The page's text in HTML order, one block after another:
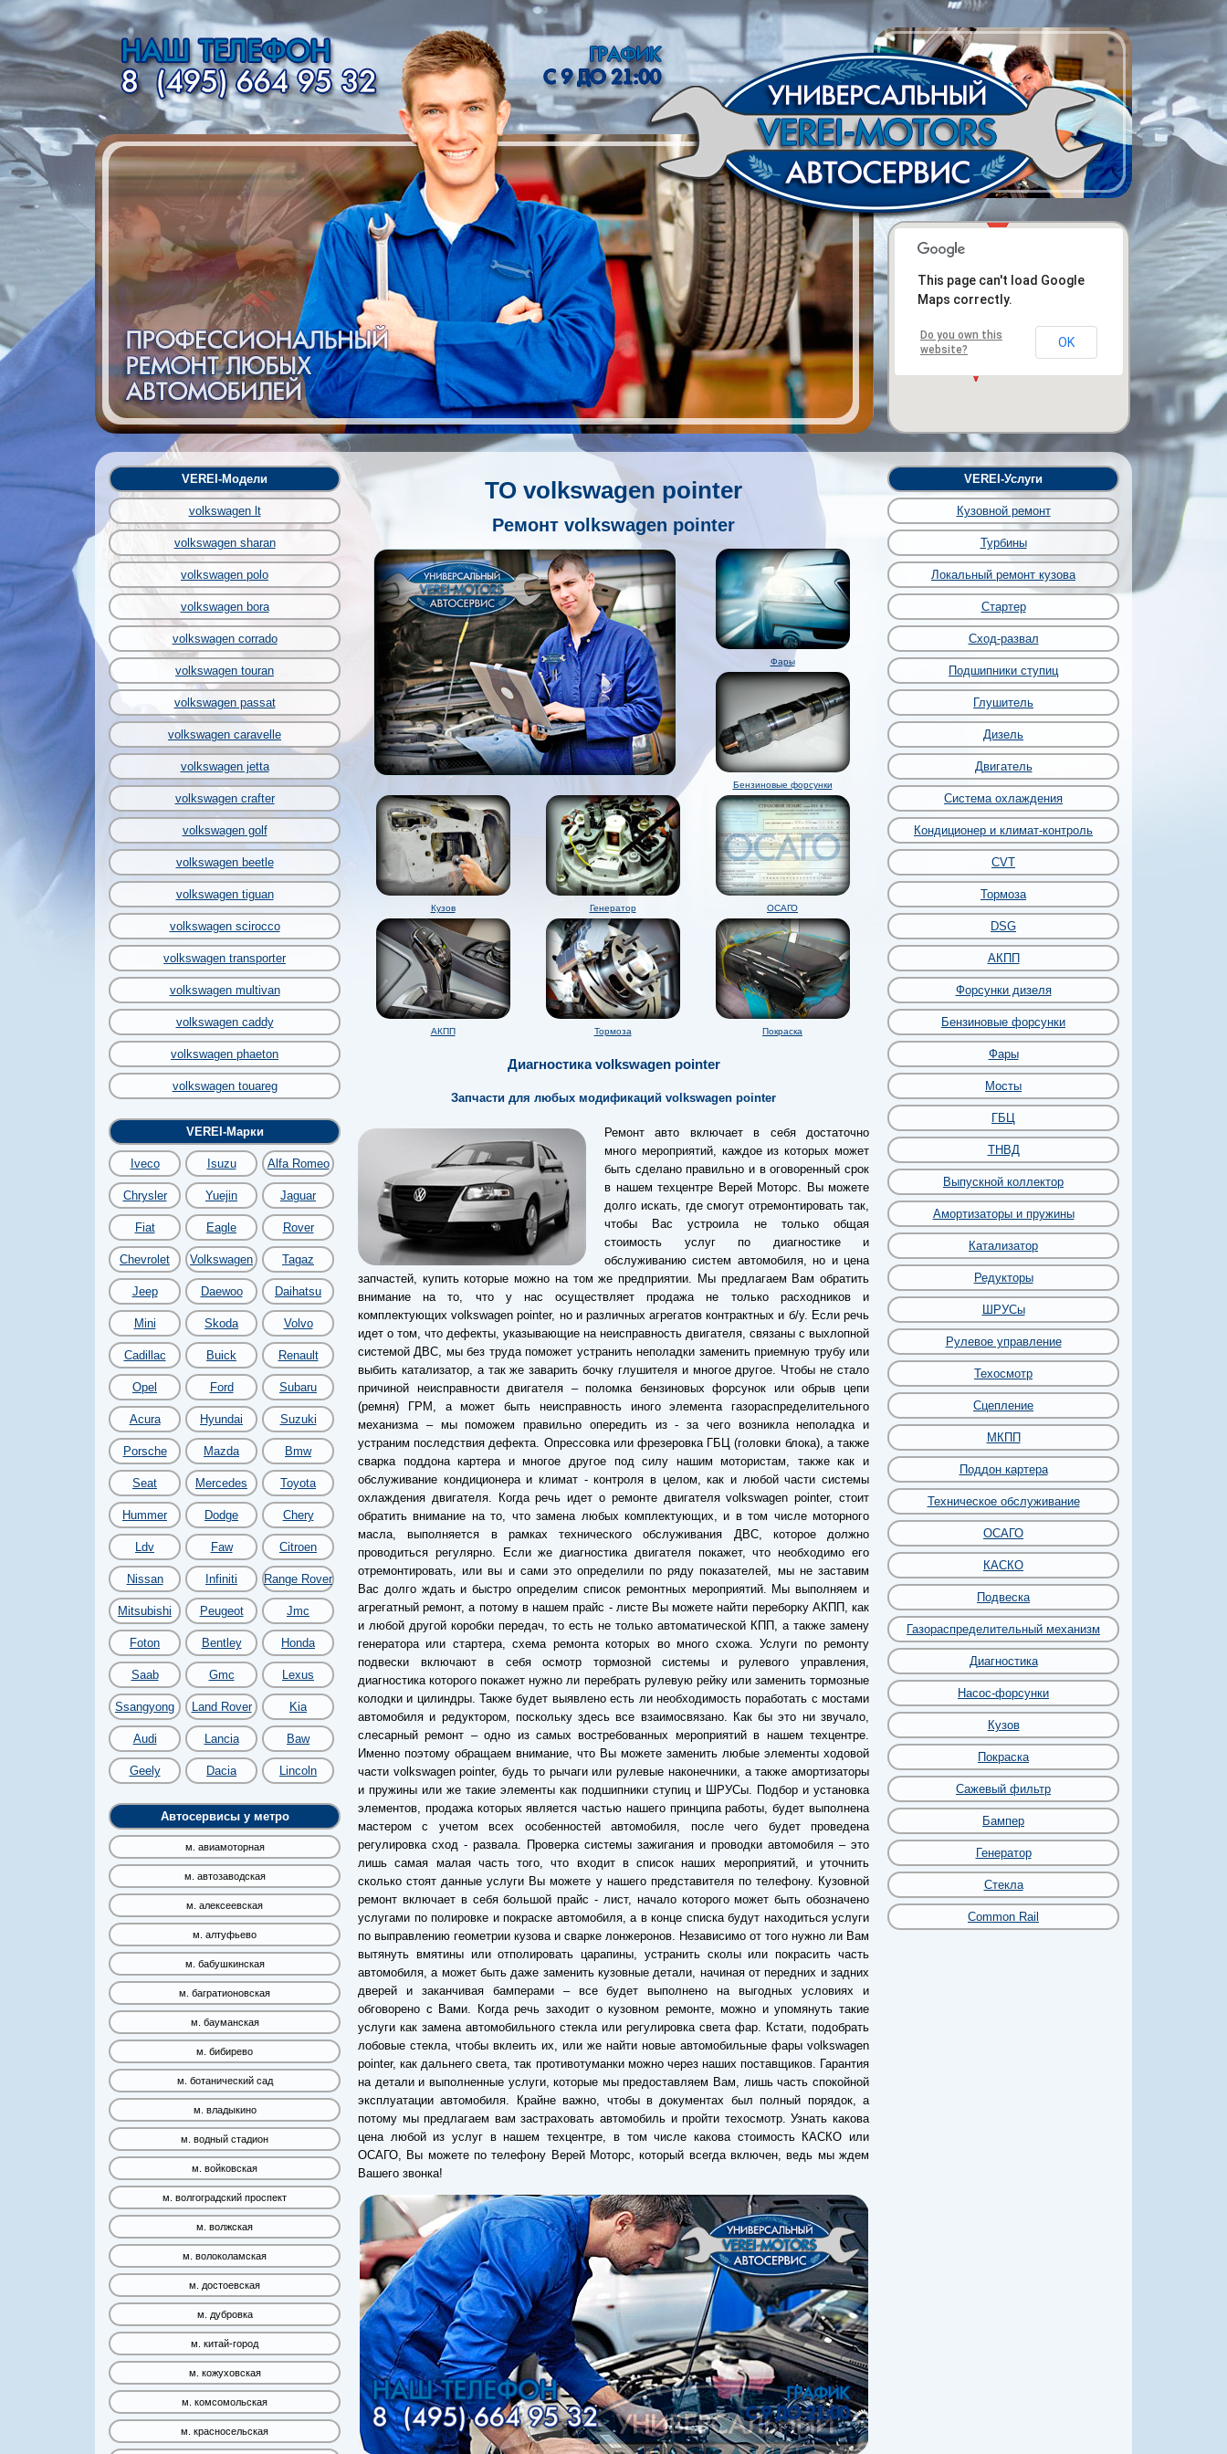
This page can't load Google
Maps correctly.
Do you own this
website?
OK
VEREI-Модели
volkswagen lt
volkswagen sharan
volkswagen polo
volkswagen bora
volkswagen corrado
volkswagen touran
volkswagen passat
volkswagen caravelle
volkswagen jetta
volkswagen crafter
volkswagen golf
volkswagen beetle
volkswagen tiguan
volkswagen scirocco
volkswagen transporter
volkswagen multivan
volkswagen caddy
volkswagen phaeton
volkswagen touareg
VEREI-Марки
Iveco Isuzu Alfa Romeo
Chrysler Yuejin Jaguar
Fiat Eagle Rover
Chevrolet Volkswagen Tagaz
Jeep Daewoo Daihatsu
Mini Skoda Volvo
Cadillac Buick Renault
Opel Ford Subaru
Acura Hyundai Suzuki
Porsche Mazda Bmw
Seat Mercedes Toyota
Hummer Dodge Chery
Ldv Faw Citroen
Nissan Infiniti Range Rover
Mitsubishi Peugeot Jmc
Foton Bentley Honda
Saab Gmc Lexus
Ssangyong Land Rover Kia
Audi Lancia Baw
Geely Dacia Lincoln
Автосервисы у метро
м. авиамоторная
м. автозаводская
м. алексеевская
м. алтуфьево
м. бабушкинская
м. багратионовская
м. бауманская
м. бибирево
м. ботанический сад
м. владыкино
м. водный стадион
м. войковская
м. волгоградский проспект
м. волжская
м. волоколамская
м. достоевская
м. дубровка
м. китай-город
м. кожуховская
м. комсомольская
м. красносельская
ТО volkswagen pointer
Ремонт volkswagen pointer
Фары
Бензиновые форсунки
Кузов Генератор ОСАГО
АКПП Тормоза Покраска
Диагностика volkswagen pointer
Запчасти для любых модификаций volkswagen pointer
Ремонт авто включает в себя достаточно
много мероприятий, каждое из которых может
быть сделано правильно и в оговоренный срок
в нашем техцентре Верей Моторс. Вы можете
долго искать, где смогут отремонтировать так,
чтобы Вас устроила не только общая
стоимость услуг по диагностике и
обслуживанию систем автомобиля, но и цена
запчастей, купить которые можно на том же предприятии. Мы предлагаем Вам обратить
внимание на то, что у нас осуществляет продажа не только расходников и
комплектующих volkswagen pointer, но и различных агрегатов контрактных и б/у. Если речь
идет о том, что дефекты, указывающие на неисправность двигателя, связаны с выхлопной
системой ДВС, мы без труда поможет устранить неполадки заменить приемную трубу или
выбить катализатор, а так же заварить бочку глушителя и многое другое. Чтобы не стало
причиной неисправности двигателя – поломка бензиновых форсунок или обрыв цепи
(ремня) ГРМ, а может быть неисправность иного элемента газораспределительного
механизма – мы поможем правильно опередить из - за чего возникла неполадка и
устраним последствия дефекта. Опрессовка или фрезеровка ГБЦ (головки блока), а также
сварка поддона картера и многое другое под силу нашим мотористам, также как и
обслуживание кондиционера и климат - контроля в целом, как и любой части системы
охлаждения двигателя. Когда речь идет о ремонте двигателя volkswagen pointer, стоит
обратить внимание на то, что замена любых комплектующих, и в том числе моторного
масла, выполняется в рамках технического обслуживания ДВС, которое должно
проводиться регулярно. Если же диагностика двигателя покажет, что необходимо его
отремонтировать, или вы и сами это определили по ряду показателей, мы не заставим
Вас долго ждать и быстро определим список ремонтных мероприятий. Мы выполняем и
агрегатный ремонт, а потому в нашем прайс - листе Вы можете найти переборку АКПП, как
и любой другой коробки передач, то есть не только автоматической КПП, а также замену
генератора или стартера, схема ремонта которых во много схожа. Услуги по ремонту
подвески включают в себя осмотр тормозной системы и рулевого управления,
диагностика которого покажет нужно ли перебрать рулевую рейку или заменить тормозные
колодки и цилиндры. Также будет выявлено есть ли необходимость поработать с мостами
автомобиля и редуктором, поскольку здесь все взаимосвязано. Как бы это ни звучало,
слесарный ремонт – одно из самых востребованных мероприятий в нашем техцентре.
Именно поэтому обращаем внимание, что Вы можете заменить любые элементы ходовой
части volkswagen pointer, будь то рычаги или рулевые наконечники, а также амортизаторы
и пружины или же такие элементы как подшипники ступиц и ШРУСы. Подбор и установка
элементов, продажа которых является частью нашего принципа работы, будет выполнена
мастером с учетом всех особенностей автомобиля, после чего будет проведена
регулировка сход - развала. Проверка системы зажигания и проводки автомобиля – это
лишь самая малая часть того, что входит в список наших мероприятий, и уточнить
сколько стоят данные услуги Вы можете у нашего представителя по телефону. Кузовной
ремонт включает в себя большой прайс - лист, начало которого может быть обозначено
услугами по полировке и покраске автомобиля, а в конце списка будут находиться услуги
по выправлению геометрии кузова и сварке лонжеронов. Независимо от того нужно ли Вам
вытянуть вмятины или отполировать царапины, устранить сколы или покрасить часть
автомобиля, а может быть даже заменить кузовные детали, начиная от передних и задних
дверей и заканчивая бамперами – все будет выполнено на выгодных условиях и
обговорено с Вами. Когда речь заходит о кузовном ремонте, можно и упомянуть такие
услуги как замена автомобильного стекла или регулировка света фар. Кстати, подобрать
лобовые стекла, чтобы вклеить их, или же найти новые автомобильные фары volkswagen
pointer, как дальнего света, так противотуманки можно через наших поставщиков. Гарантия
на детали и выполненные услуги, которые мы предоставляем Вам, лишь часть спокойной
эксплуатации автомобиля. Крайне важно, чтобы в документах был полный порядок, а
потому мы предлагаем вам застраховать автомобиль и пройти техосмотр. Узнать какова
цена любой из услуг в нашем техцентре, в том числе какова стоимость КАСКО или
ОСАГО, Вы можете по телефону Верей Моторс, который всегда включен, ведь мы ждем
Вашего звонка!
VEREI-Услуги
Кузовной ремонт
Турбины
Локальный ремонт кузова
Стартер
Сход-развал
Подшипники ступиц
Глушитель
Дизель
Двигатель
Система охлаждения
Кондиционер и климат-контроль
CVT
Тормоза
DSG
АКПП
Форсунки дизеля
Бензиновые форсунки
Фары
Мосты
ГБЦ
ТНВД
Выпускной коллектор
Амортизаторы и пружины
Катализатор
Редукторы
ШРУСы
Рулевое управление
Техосмотр
Сцепление
МКПП
Поддон картера
Техническое обслуживание
ОСАГО
КАСКО
Подвеска
Газораспределительный механизм
Диагностика
Насос-форсунки
Кузов
Покраска
Сажевый фильтр
Бампер
Генератор
Стекла
Common Rail